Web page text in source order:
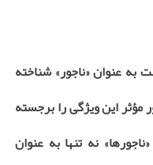
عنوان «ناجور» شناخته
این ویژگی را برجسته
نه تنها به عنوان